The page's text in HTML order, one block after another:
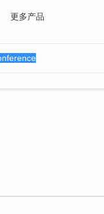
更多产品